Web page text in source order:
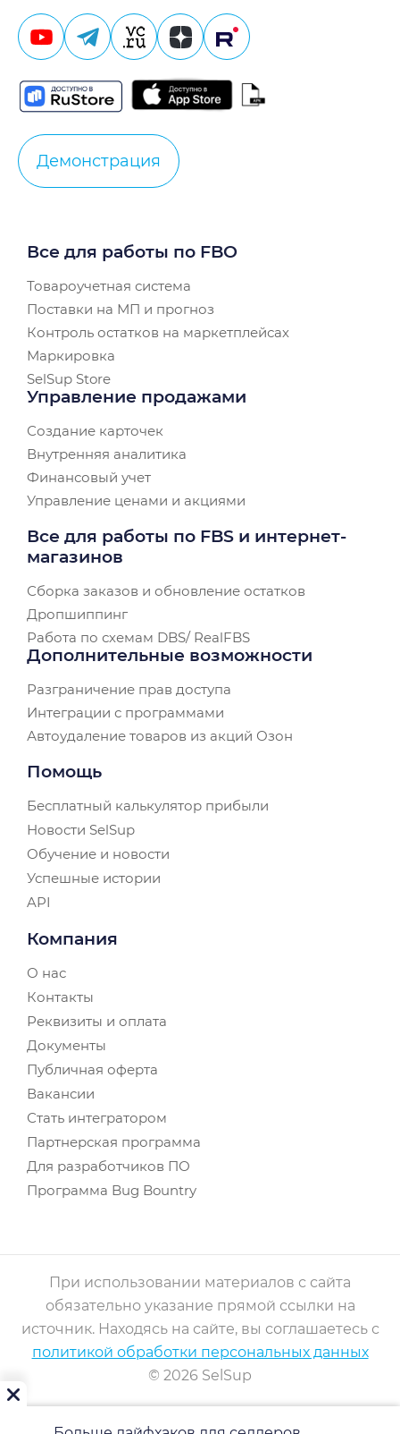
Демонстрация
Все для работы по FBO
Товароучетная система
Поставки на МП и прогноз
Контроль остатков на маркетплейсах
Маркировка
SelSup Store
Управление продажами
Создание карточек
Внутренняя аналитика
Финансовый учет
Управление ценами и акциями
Все для работы по FBS и интернет-
магазинов
Сборка заказов и обновление остатков
Дропшиппинг
Работа по схемам DBS/ RealFBS
Дополнительные возможности
Разграничение прав доступа
Интеграции с программами
Автоудаление товаров из акций Озон
Помощь
Бесплатный калькулятор прибыли
Новости SelSup
Обучение и новости
Успешные истории
API
Компания
О нас
Контакты
Реквизиты и оплата
Документы
Публичная оферта
Вакансии
Стать интегратором
Партнерская программа
Для разработчиков ПО
Программа Bug Bountry
При использовании материалов с сайта
обязательно указание прямой ссылки на
источник. Находясь на сайте, вы соглашаетесь с
политикой обработки персональных данных
© 2026 SelSup